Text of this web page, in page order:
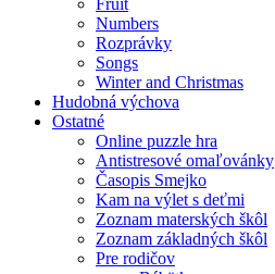
Fruit
Numbers
Rozprávky
Songs
Winter and Christmas
Hudobná výchova
Ostatné
Online puzzle hra
Antistresové omaľovánky
Časopis Smejko
Kam na výlet s deťmi
Zoznam materských škôl
Zoznam základných škôl
Pre rodičov